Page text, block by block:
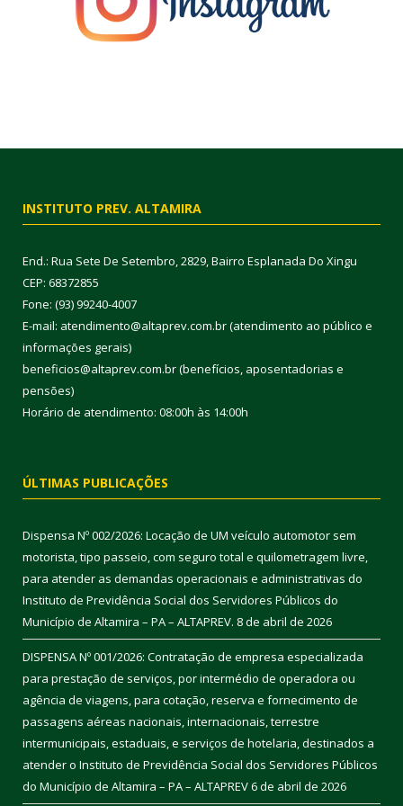
INSTITUTO PREV. ALTAMIRA
End.: Rua Sete De Setembro, 2829, Bairro Esplanada Do Xingu
CEP: 68372855
Fone: (93) 99240-4007
E-mail: atendimento@altaprev.com.br (atendimento ao público e
informações gerais)
beneficios@altaprev.com.br (benefícios, aposentadorias e
pensões)
Horário de atendimento: 08:00h às 14:00h
ÚLTIMAS PUBLICAÇÕES
Dispensa Nº 002/2026: Locação de UM veículo automotor sem
motorista, tipo passeio, com seguro total e quilometragem livre,
para atender as demandas operacionais e administrativas do
Instituto de Previdência Social dos Servidores Públicos do
Município de Altamira – PA – ALTAPREV. 8 de abril de 2026
DISPENSA Nº 001/2026: Contratação de empresa especializada
para prestação de serviços, por intermédio de operadora ou
agência de viagens, para cotação, reserva e fornecimento de
passagens aéreas nacionais, internacionais, terrestre
intermunicipais, estaduais, e serviços de hotelaria, destinados a
atender o Instituto de Previdência Social dos Servidores Públicos
do Município de Altamira – PA – ALTAPREV6 de abril de 2026